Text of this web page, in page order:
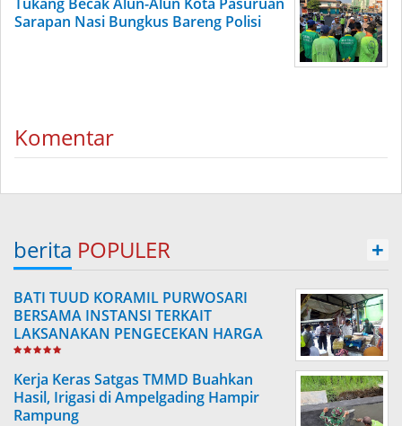
Sarapan Nasi Bungkus Bareng Polisi
Komentar
berita POPULER +
BATI TUUD KORAMIL PURWOSARI
BERSAMA INSTANSI TERKAIT
LAKSANAKAN PENGECEKAN HARGA
SEMBAKO
Kerja Keras Satgas TMMD Buahkan
Hasil, Irigasi di Ampelgading Hampir
Rampung